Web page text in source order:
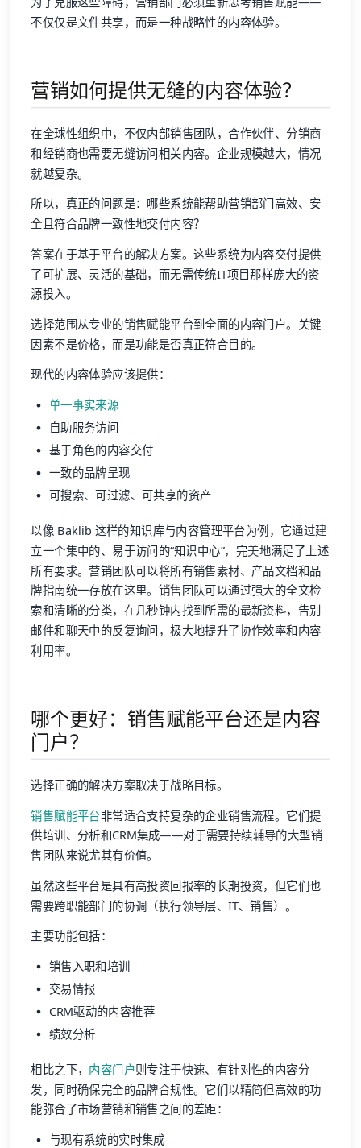
不仅仅是文件共享，而是一种战略性的内容体验。
营销如何提供无缝的内容体验？
在全球性组织中，不仅内部销售团队，合作伙伴、分销商
和经销商也需要无缝访问相关内容。企业规模越大，情况
就越复杂。
所以，真正的问题是：哪些系统能帮助营销部门高效、安
全且符合品牌一致性地交付内容？
答案在于基于平台的解决方案。这些系统为内容交付提供
了可扩展、灵活的基础，而无需传统IT项目那样庞大的资
源投入。
选择范围从专业的销售赋能平台到全面的内容门户。关键
因素不是价格，而是功能是否真正符合目的。
现代的内容体验应该提供：
单一事实来源
自助服务访问
基于角色的内容交付
一致的品牌呈现
可搜索、可过滤、可共享的资产
以像 Baklib 这样的知识库与内容管理平台为例，它通过建
立一个集中的、易于访问的“知识中心”，完美地满足了上述
所有要求。营销团队可以将所有销售素材、产品文档和品
牌指南统一存放在这里。销售团队可以通过强大的全文检
索和清晰的分类，在几秒钟内找到所需的最新资料，告别
邮件和聊天中的反复询问，极大地提升了协作效率和内容
利用率。
哪个更好：销售赋能平台还是内容
门户？
选择正确的解决方案取决于战略目标。
销售赋能平台非常适合支持复杂的企业销售流程。它们提
供培训、分析和CRM集成——对于需要持续辅导的大型销
售团队来说尤其有价值。
虽然这些平台是具有高投资回报率的长期投资，但它们也
需要跨职能部门的协调（执行领导层、IT、销售）。
主要功能包括：
销售入职和培训
交易情报
CRM驱动的内容推荐
绩效分析
相比之下， 内容门户则专注于快速、有针对性的内容分
发，同时确保完全的品牌合规性。它们以精简但高效的功
能弥合了市场营销和销售之间的差距：
与现有系统的实时集成